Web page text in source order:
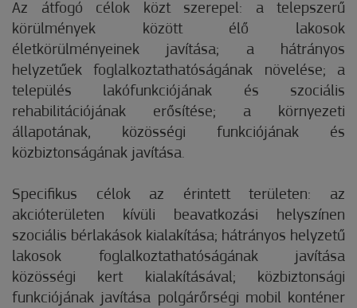
Az átfogó célok közt szerepel: a telepszerű
körülmények között élő lakosok
életkörülményeinek javítása; a hátrányos
helyzetűek foglalkoztathatóságának növelése; a
település lakófunkciójának és szociális
rehabilitációjának erősítése; a környezeti
állapotának, közösségi funkciójának és
közbiztonságának javítása.
Specifikus célok az érintett területen: az
akcióterületen kívüli beavatkozási helyszínen
szociális bérlakások kialakítása; hátrányos helyzetű
lakosok foglalkoztathatóságának javítása
közösségi kert kialakításával; közbiztonsági
funkciójának javítása polgárőrségi mobil konténer